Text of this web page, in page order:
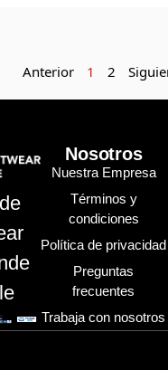
Anterior 1 2
Nosotros
Nuestra Empresa
Términos y
condiciones
Política de privacidad
Preguntas
frecuentes
Trabaja con nosotros